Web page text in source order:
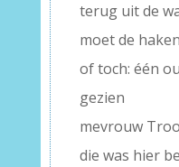
terug uit de
moet de
of toch: één
gezien
mevrouw
die was hier